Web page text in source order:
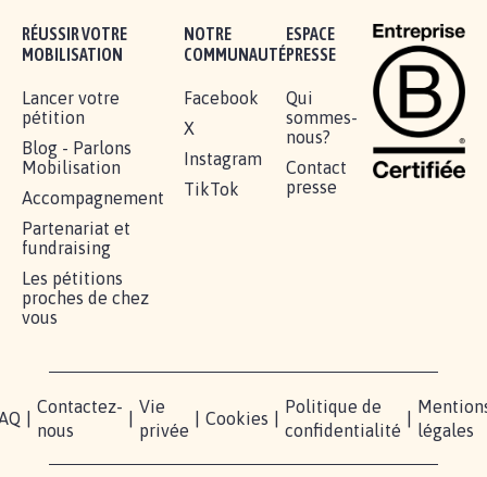
RÉUSSIR VOTRE
MOBILISATION
Lancer votre
pétition
Blog - Parlons
Mobilisation
Accompagnement
Partenariat et
fundraising
Les pétitions
proches de chez
vous
NOTRE
COMMUNAUTÉ
Facebook
X
Instagram
TikTok
ESPACE
PRESSE
Qui
sommes-
nous?
Contact
presse
Contactez-
nous
Vie
privée
Cookies
Politique de
confidentialité
légales